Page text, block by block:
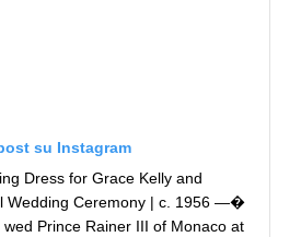
su Instagram
Dress for Grace Kelly and
Wedding Ceremony | c. 1956 —�
Prince Rainer III of Monaco at